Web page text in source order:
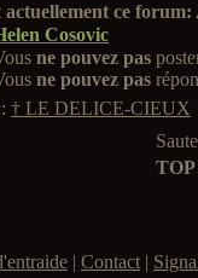
ce forum:
Cosovic
ne pouvez pas
ne pouvez pas
† LE DELICE-CIEUX
| Contact |